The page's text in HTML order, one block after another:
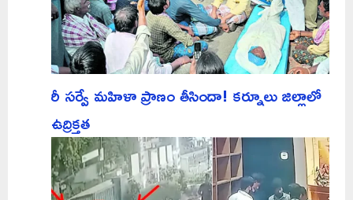
రీ సర్వే మహిళా ప్రాణం తీసిందా! కర్నూలు జిల్లాలో
ఉద్రిక్తత